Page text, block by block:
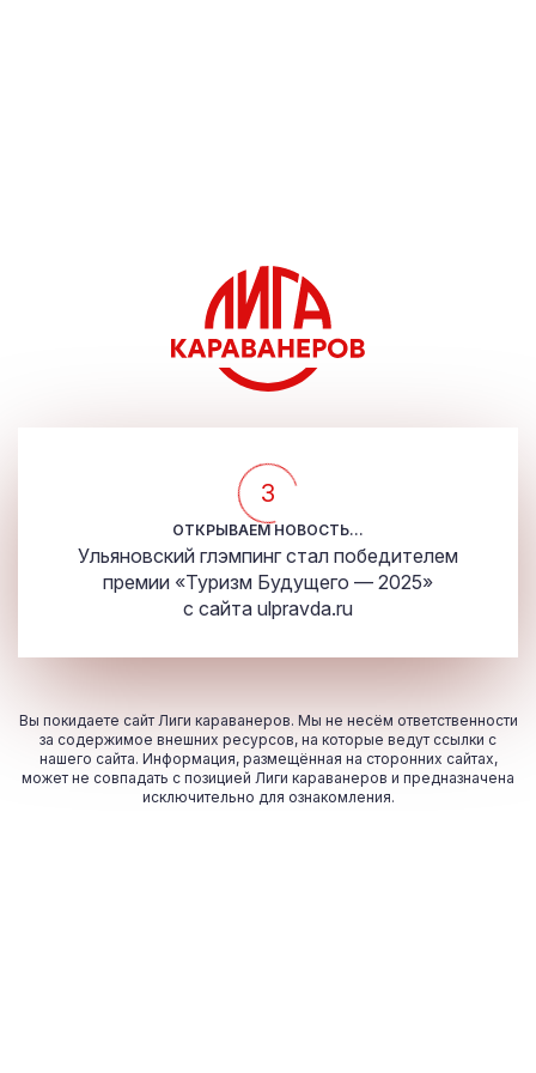
3
ОТКРЫВАЕМ НОВОСТЬ...
Ульяновский глэмпинг стал победителем
премии «Туризм Будущего — 2025»
с сайта ulpravda.ru
Вы покидаете сайт Лиги караванеров. Мы не несём ответственности
за содержимое внешних ресурсов, на которые ведут ссылки с
нашего сайта. Информация, размещённая на сторонних сайтах,
может не совпадать с позицией Лиги караванеров и предназначена
исключительно для ознакомления.